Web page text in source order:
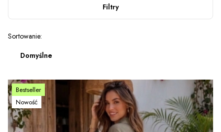
Filtry
Lista produktów
Sortowanie:
Domyślne
Bestseller
Nowość